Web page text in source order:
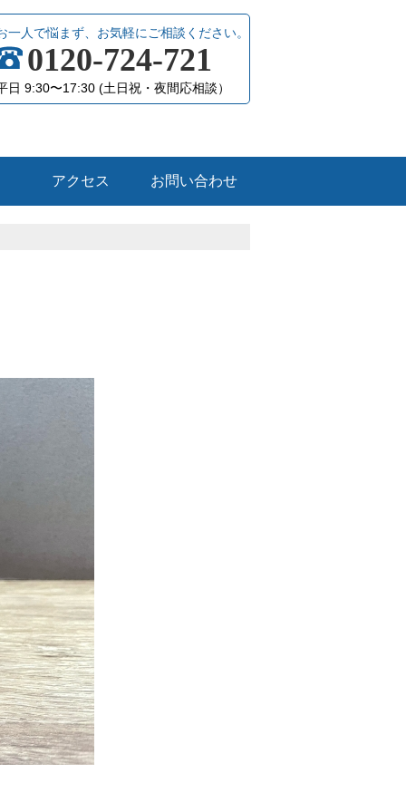
一人で悩まず、お気軽にご相談ください。
0120-724-721
日 9:30〜17:30 (土日祝・夜間応相談）
アクセス お問い合わせ